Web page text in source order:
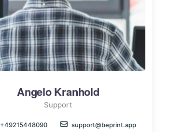
Angelo Kranhold
Support
+49215448090 support@beprint.app